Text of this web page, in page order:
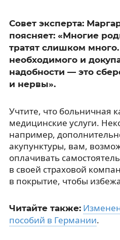
Совет эксперта:
поясняет: «Многие
тратят слишком
необходимого и
надобности — это
и нервы».
Учтите, что больничная
медицинские услуги.
например,
акупунктуры, вам,
оплачивать
в своей страховой
в покрытие, чтобы
Читайте также:
пособий в Германии.